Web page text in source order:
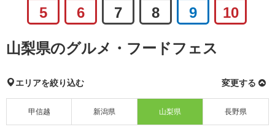
5 6 7 8 9 10
山梨県のグルメ・フードフェス
エリアを絞り込む 変更する
甲信越 新潟県 山梨県 長野県